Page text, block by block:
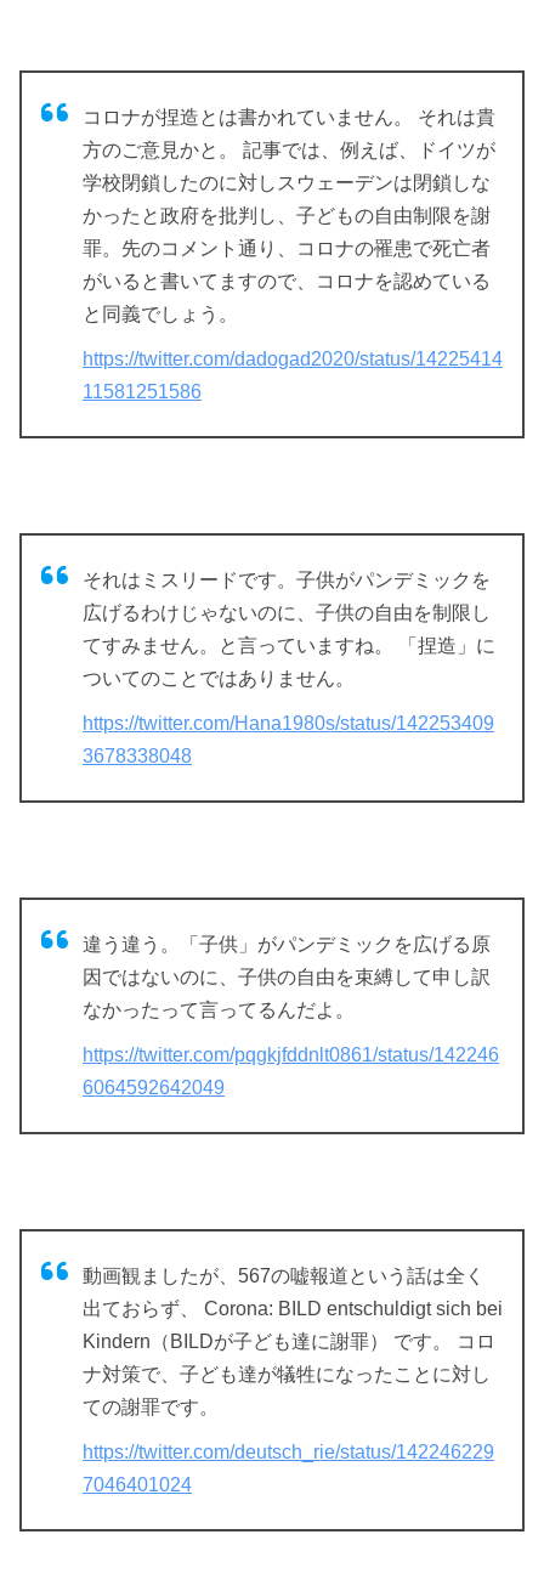
コロナが捏造とは書かれていません。 それは貴
方のご意見かと。 記事では、例えば、ドイツが
学校閉鎖したのに対しスウェーデンは閉鎖しな
かったと政府を批判し、子どもの自由制限を謝
罪。先のコメント通り、コロナの罹患で死亡者
がいると書いてますので、コロナを認めている
と同義でしょう。
https://twitter.com/dadogad2020/status/14225414
11581251586
それはミスリードです。子供がパンデミックを
広げるわけじゃないのに、子供の自由を制限し
てすみません。と言っていますね。 「捏造」に
ついてのことではありません。
https://twitter.com/Hana1980s/status/142253409
3678338048
違う違う。「子供」がパンデミックを広げる原
因ではないのに、子供の自由を束縛して申し訳
なかったって言ってるんだよ。
https://twitter.com/pqgkjfddnlt0861/status/142246
6064592642049
動画観ましたが、567の嘘報道という話は全く
出ておらず、 Corona: BILD entschuldigt sich bei
Kindern（BILDが子ども達に謝罪） です。 コロ
ナ対策で、子ども達が犠牲になったことに対し
ての謝罪です。
https://twitter.com/deutsch_rie/status/142246229
7046401024